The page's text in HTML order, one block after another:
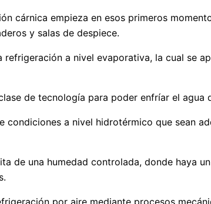
cárnica empieza en esos primeros
y salas de despiece.
a nivel evaporativa, la cual se
de tecnología para poder enfríar el
condiciones a nivel hidrotérmico que sean
de una humedad controlada, donde haya